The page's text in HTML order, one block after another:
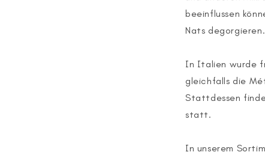
beeinflussen
Nats degorgieren.
In Italien wurde
gleichfalls die
Stattdessen
statt.
In unserem